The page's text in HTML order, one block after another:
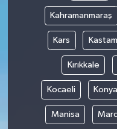
Kahramanmaraş
Kars
Kırıkkale
Kocaeli Konya
Manisa